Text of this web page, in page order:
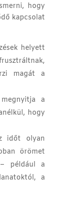
hogy
kapcsolat
helyett
magát a
a
hogy
időt olyan
örömet
például a
a